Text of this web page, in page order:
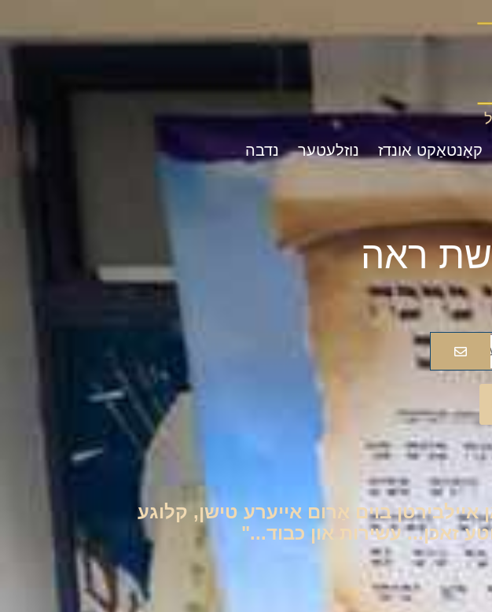
קאָנטאַקט אונדז נוזלעטער נדבה
אן איילבירטן בוים אַרום אייערע טישן, קלוגע
זאכן... עשירות און כבוד..."